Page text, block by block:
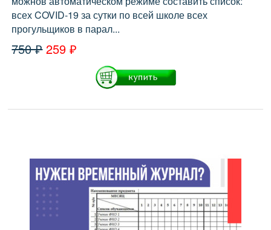
всех COVID-19 за сутки по всей школе всех
прогульщиков в парал...
750 ₽ 259 ₽